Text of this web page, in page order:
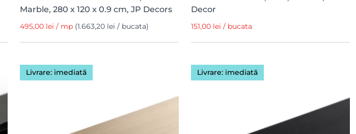
Marble, 280 x 120 x 0.9 cm, JP Decors
495,00 lei / mp (1.663,20 lei / bucata)
Decor
151,00 lei / bucata
Livrare: imediată Livrare: imediată